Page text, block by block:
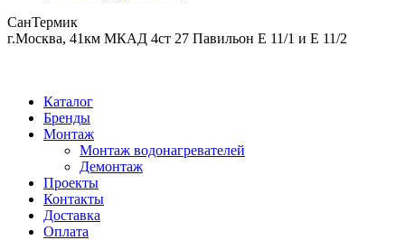
СанТермик
г.Москва, 41км МКАД 4ст 27 Павильон Е 11/1 и Е 11/2
Каталог
Бренды
Монтаж
Монтаж водонагревателей
Демонтаж
Проекты
Контакты
Доставка
Оплата